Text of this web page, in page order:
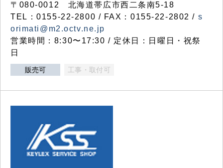
〒080-0012 北海道帯広市西二条南5-18
TEL：0155-22-2800 / FAX：0155-22-2802 / s
orimati@m2.octv.ne.jp
営業時間：8:30〜17:30 / 定休日：日曜日・祝祭
日
販売可 工事・取付可